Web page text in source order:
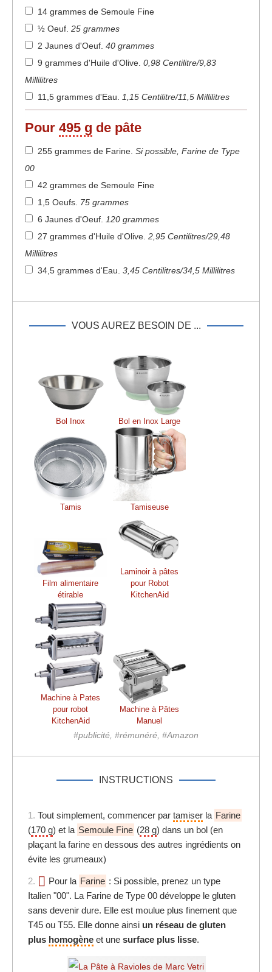
14 grammes de Semoule Fine
½ Oeuf 25 grammes
2 Jaunes d'Oeuf 40 grammes
9 grammes d'Huile d'Olive 0,98 Centilitre/9,83
Millilitres
11,5 grammes d'Eau
1,15 Centilitre/11,5 Millilitres
Pour 495 g de pâte
255 grammes de Farine Si possible, Farine de Type
00
42 grammes de Semoule Fine
1,5 Oeufs 75 grammes
6 Jaunes d'Oeuf
120 grammes
27 grammes d'Huile d'Olive 2,95 Centilitres/29,48
Millilitres
34,5 grammes d'Eau 3,45 Centilitres/34,5 Millilitres
VOUS AUREZ BESOIN DE ...
Bol Inox Bol en Inox Large
Tamis Tamiseuse
Film alimentaire
étirable
Laminoir à pâtes
pour Robot
KitchenAid
Machine à Pates
pour robot
KitchenAid
Machine à Pâtes
Manuel
#publicité, #rémunéré, #Amazon
INSTRUCTIONS
1. Tout simplement, commencer par tamiser la Farine
(170 g) et la Semoule Fine (28 g) dans un bol (en
plaçant la farine en dessous des autres ingrédients on
évite les grumeaux)
2. Pour la Farine : Si possible, prenez un type
Italien "00". La Farine de Type 00 développe le gluten
sans devenir dure. Elle est moulue plus finement que
T45 ou T55. Elle donne ainsi un réseau de gluten
plus homogène et une surface plus lisse.